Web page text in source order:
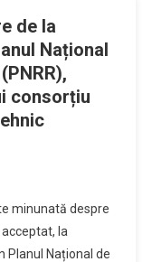
de la
Național
consorțiu
minunată despre
la
Planul Național de